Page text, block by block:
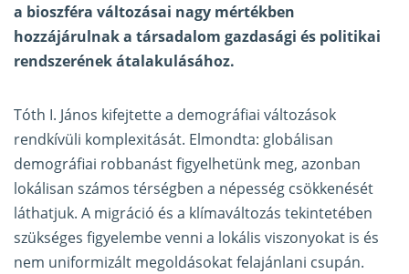
a bioszféra változásai nagy mértékben
hozzájárulnak a társadalom gazdasági és politikai
rendszerének átalakulásához.
Tóth I. János kifejtette a demográfiai változások
rendkívüli komplexitását. Elmondta: globálisan
demográfiai robbanást figyelhetünk meg, azonban
lokálisan számos térségben a népesség csökkenését
láthatjuk. A migráció és a klímaváltozás tekintetében
szükséges figyelembe venni a lokális viszonyokat is és
nem uniformizált megoldásokat felajánlani csupán.